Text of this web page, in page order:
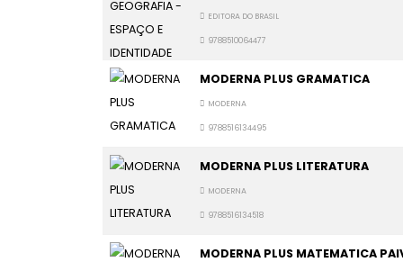
EDITORA DO BRASIL
9788510064477
MODERNA PLUS GRAMATICA
MODERNA
9788516134495
MODERNA PLUS LITERATURA
MODERNA
9788516134518
MODERNA PLUS MATEMATICA